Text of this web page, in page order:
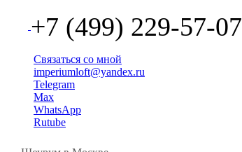
+7 (499) 229-57-07
Связаться со мной
imperiumloft@yandex.ru
Telegram
Max
WhatsApp
Rutube